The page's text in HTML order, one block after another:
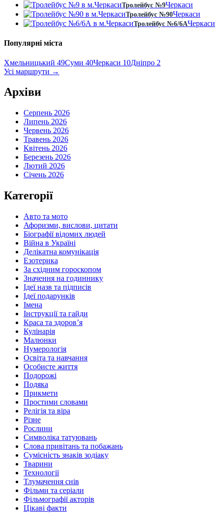
Тролейбус №9Черкаси
Тролейбус №90Черкаси
Тролейбус №6/6АЧеркаси
Популярні міста
Хмельницький 49Суми 40Черкаси 10Дніпро 2
Усі маршрути →
Архіви
Серпень 2026
Липень 2026
Червень 2026
Травень 2026
Квітень 2026
Березень 2026
Лютий 2026
Січень 2026
Категорії
Авто та мото
Афоризми, вислови, цитати
Біографії відомих людей
Війна в Україні
Делікатна комунікація
Езотерика
За східним гороскопом
Значення на годиннику
Ідеї назв та підписів
Ідеї подарунків
Імена
Інструкції та гайди
Краса та здоровʼя
Кулінарія
Малюнки
Нумерологія
Освіта та навчання
Особисте життя
Подорожі
Подяка
Прикмети
Простими словами
Релігія та віра
Різне
Рослини
Символіка татуювань
Слова привітань та побажань
Сумісність знаків зодіаку
Тварини
Технології
Тлумачення снів
Фільми та серіали
Фільмографії акторів
Цікаві факти